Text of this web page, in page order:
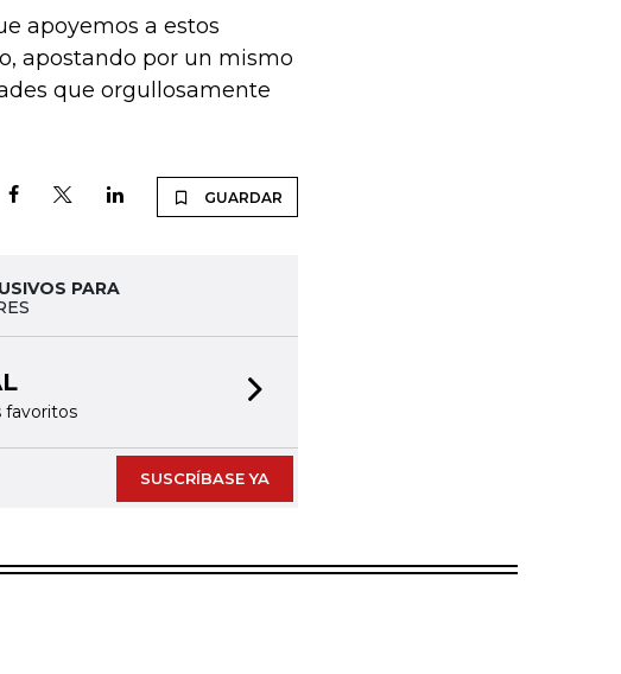
apoyemos a estos
apostando por un mismo
que orgullosamente
GUARDAR
PARA
favoritos
SUSCRÍBASE YA